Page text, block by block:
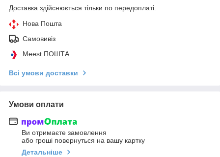
Доставка здійснюється тільки по передоплаті.
Нова Пошта
Самовивіз
Meest ПОШТА
Всі умови доставки
Умови оплати
Ви отримаєте замовлення
або гроші повернуться на вашу картку
Детальніше